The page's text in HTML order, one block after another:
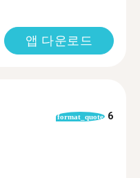
앱 다운로드
format_quote 6